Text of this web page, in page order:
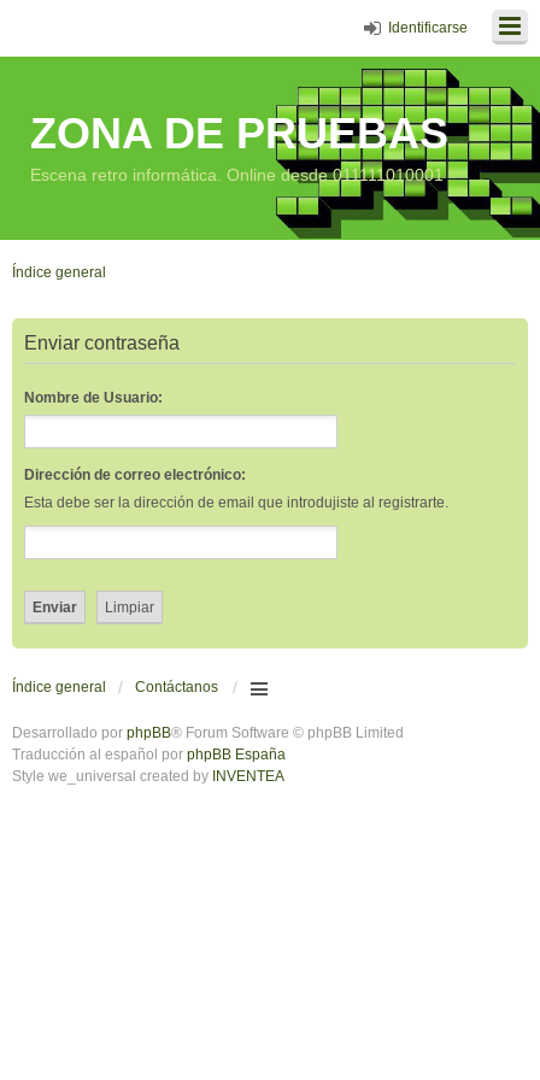
Identificarse
ZONA DE PRUEBAS
Escena retro informática. Online desde 011111010001
Índice general
Enviar contraseña
Nombre de Usuario:
Dirección de correo electrónico:
Esta debe ser la dirección de email que introdujiste al registrarte.
Índice general Contáctanos
Desarrollado por phpBB® Forum Software © phpBB Limited
Traducción al español por phpBB España
Style we_universal created by INVENTEA